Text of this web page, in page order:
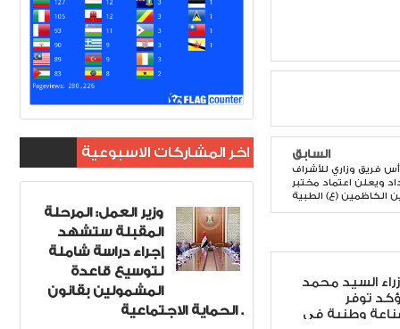
السابق
فريق وزاري للأشراف
ويعلن اعتماد مختبر
الكاظمين (ع) الطبية
السيد محمد
توفر
وطنية في
اخر المشاركات الاسبوعية
وزير العمل: المرحلة
المقبلة ستشهد
إجراء دراسة شاملة
لتوسيع قاعدة
المشمولين بقانون
الحماية الاجتماعية .